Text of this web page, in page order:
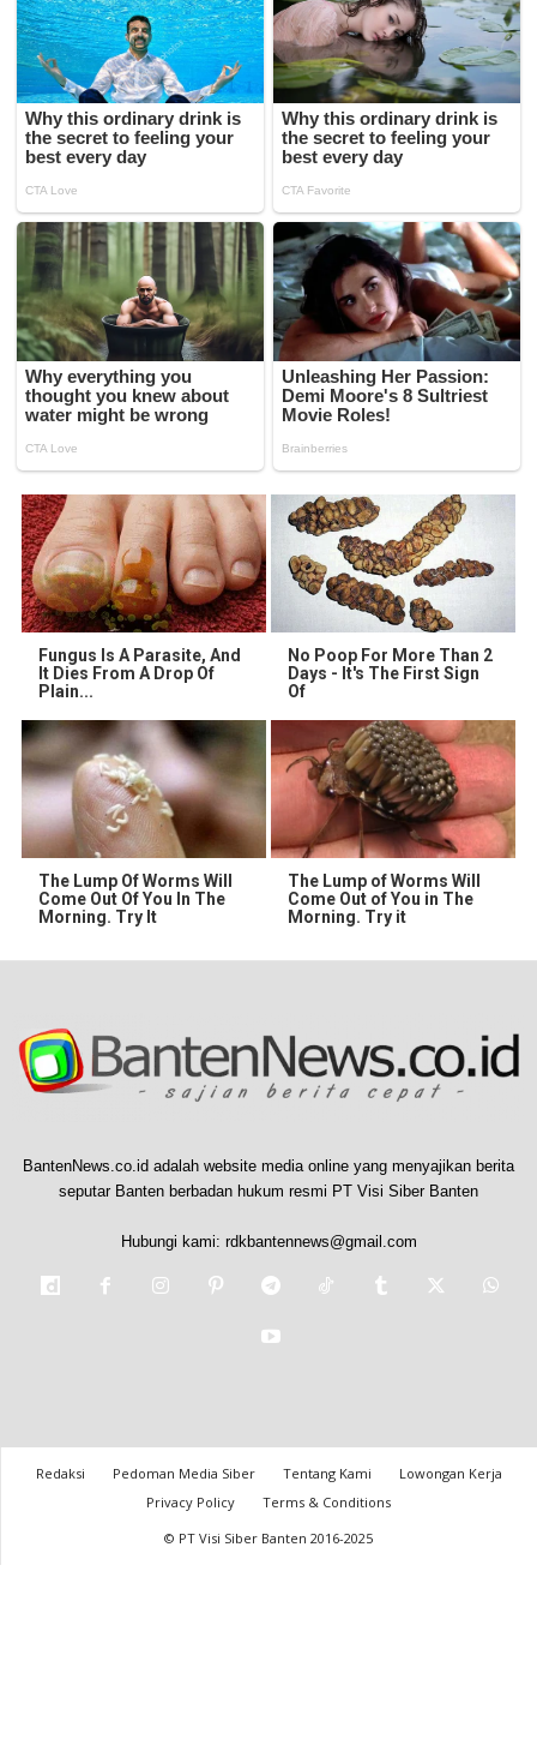
Fungus Is A Parasite, And
It Dies From A Drop Of
Plain...
No Poop For More Than 2
Days - It's The First Sign
Of
The Lump Of Worms Will
Come Out Of You In The
Morning. Try It
The Lump of Worms Will
Come Out of You in The
Morning. Try it
BantenNews.co.id adalah website media online yang menyajikan berita
seputar Banten berbadan hukum resmi PT Visi Siber Banten
Hubungi kami: rdkbantennews@gmail.com
Redaksi Pedoman Media Siber Tentang Kami
Lowongan Kerja
Privacy Policy
Terms & Conditions
© PT Visi Siber Banten 2016-2025